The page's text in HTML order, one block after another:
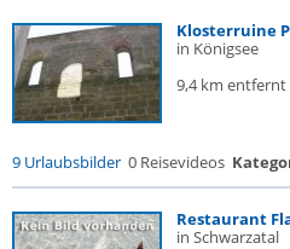
Klosterruine
in Königsee
9,4 km entfernt
9 Urlaubsbilder 0 Reisevideos
Restaurant
in Schwarzatal